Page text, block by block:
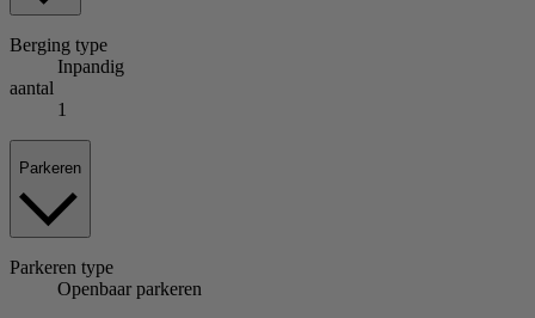
Berging type
Inpandig
aantal
1
Parkeren
Parkeren type
Openbaar parkeren